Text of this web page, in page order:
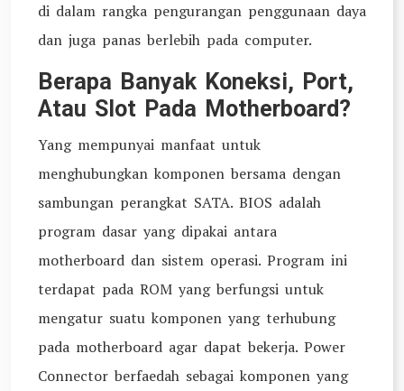
di dalam rangka pengurangan penggunaan daya
dan juga panas berlebih pada computer.
Berapa Banyak Koneksi, Port,
Atau Slot Pada Motherboard?
Yang mempunyai manfaat untuk
menghubungkan komponen bersama dengan
sambungan perangkat SATA. BIOS adalah
program dasar yang dipakai antara
motherboard dan sistem operasi. Program ini
terdapat pada ROM yang berfungsi untuk
mengatur suatu komponen yang terhubung
pada motherboard agar dapat bekerja. Power
Connector berfaedah sebagai komponen yang